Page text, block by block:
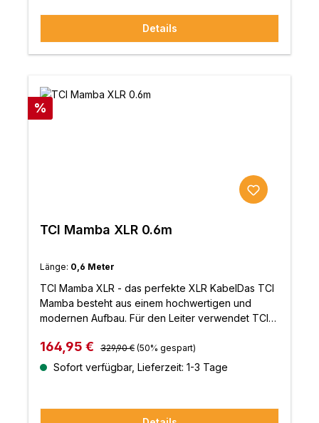
Details
Rabatt
%
TCI Mamba XLR 0.6m
Länge: 0,6 Meter
TCI Mamba XLR - das perfekte XLR KabelDas TCI
Mamba besteht aus einem hochwertigen und
modernen Aufbau. Für den Leiter verwendet TCI
Kombination mit einer doppelten Abschirmung,
erhalten Sie hier ein Kabel mit herausragenden
erhalten SIe eine Verbindung in
Verkaufspreis:
164,95 € Regulärer Preis:
329,90 € (50% gespart)
Sofort verfügbar, Lieferzeit: 1-3 Tage